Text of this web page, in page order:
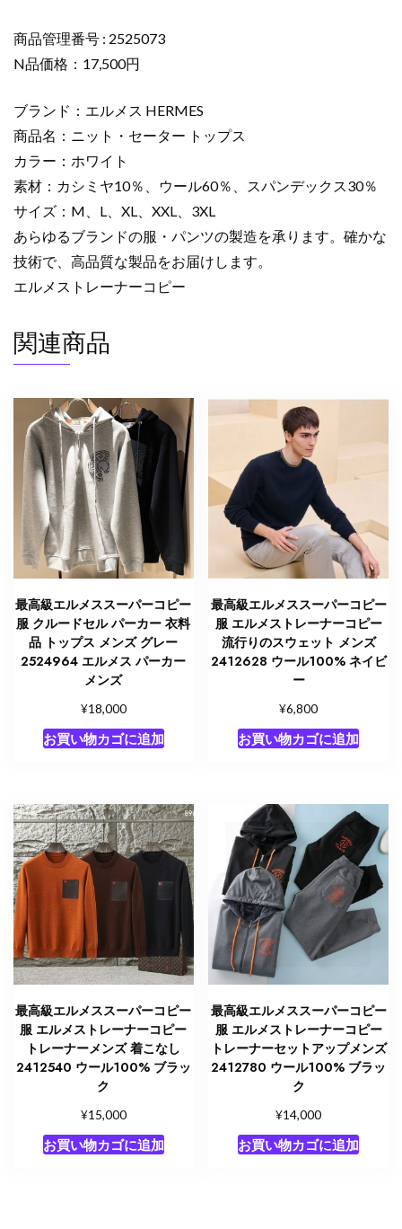
ー
ト
プ
ホ
ワ
イ
ト
2525073
エ
ル
メ
カ
シ
ー
ー
商品管理番号 : 2525073
N品価格：17,500円
ブランド：エルメス HERMES
商品名：ニット・セーター トップス
カラー：ホワイト
素材：カシミヤ10％、ウール60％、スパンデックス30％
サイズ：M、L、XL、XXL、3XL
あらゆるブランドの服・パンツの製造を承ります。確かな
技術で、高品質な製品をお届けします。
エルメストレーナーコピー
関連商品
最高級エルメススーパーコピー
服 クルードセル パーカー 衣料
品 トップス メンズ グレー
2524964 エルメス パーカー
メンズ
¥18,000
お買い物カゴに追加
最高級エルメススーパーコピー
服 エルメストレーナーコピー
流行りのスウェット メンズ
2412628 ウール100% ネイビ
ー
¥6,800
お買い物カゴに追加
最高級エルメススーパーコピー
服 エルメストレーナーコピー
トレーナーメンズ 着こなし
2412540 ウール100% ブラッ
ク
¥15,000
お買い物カゴに追加
最高級エルメススーパーコピー
服 エルメストレーナーコピー
トレーナーセットアップメンズ
2412780 ウール100% ブラッ
ク
¥14,000
お買い物カゴに追加